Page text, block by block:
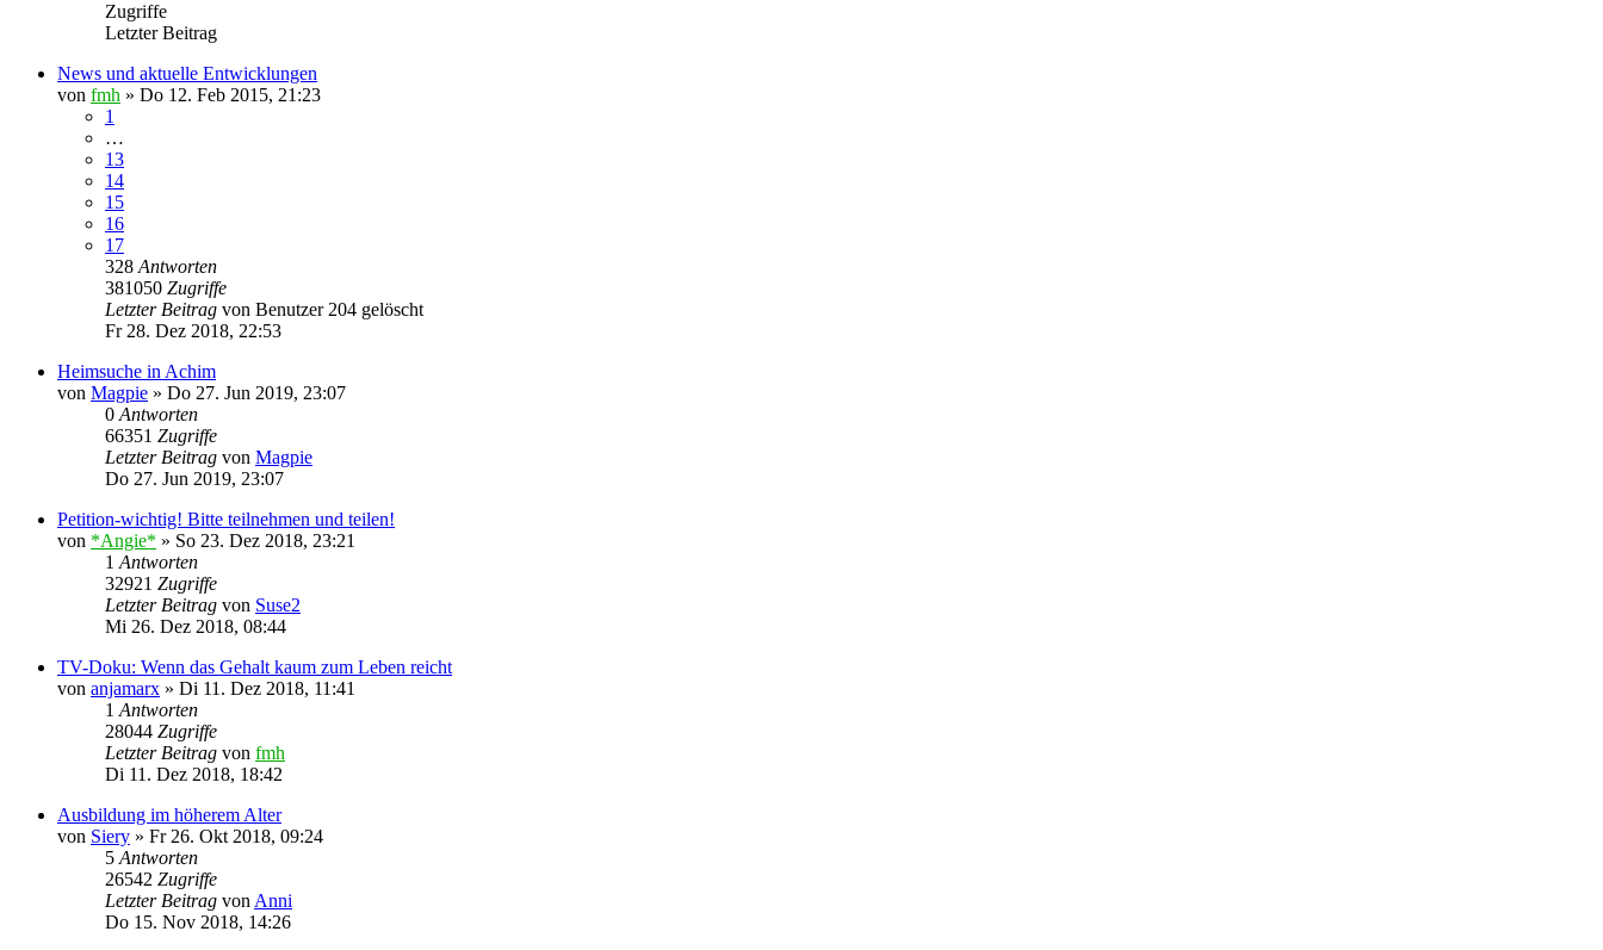
Zugriffe
Letzter Beitrag
News und aktuelle Entwicklungen
von fmh » Do 12. Feb 2015, 21:23
1
…
13
14
15
16
17
328 Antworten
381050 Zugriffe
Letzter Beitrag von Benutzer 204 gelöscht
Fr 28. Dez 2018, 22:53
Heimsuche in Achim
von Magpie » Do 27. Jun 2019, 23:07
0 Antworten
66351 Zugriffe
Letzter Beitrag von Magpie
Do 27. Jun 2019, 23:07
Petition-wichtig! Bitte teilnehmen und teilen!
von *Angie* » So 23. Dez 2018, 23:21
1 Antworten
32921 Zugriffe
Letzter Beitrag von Suse2
Mi 26. Dez 2018, 08:44
TV-Doku: Wenn das Gehalt kaum zum Leben reicht
von anjamarx » Di 11. Dez 2018, 11:41
1 Antworten
28044 Zugriffe
Letzter Beitrag von fmh
Di 11. Dez 2018, 18:42
Ausbildung im höherem Alter
von Siery » Fr 26. Okt 2018, 09:24
5 Antworten
26542 Zugriffe
Letzter Beitrag von Anni
Do 15. Nov 2018, 14:26